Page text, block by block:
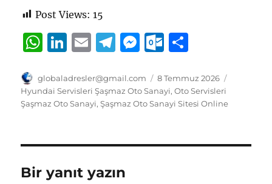
Post Views: 15
W
at
s
p
Li
k
e
I
E
ai
l
T
e
g
a
M
ss
e
g
O
tl
o
k.
a
re
Yazar
globaladresler@gmail.com
Yayın
tarihi
8 Temmuz 2026
Hyundai Servisleri Şaşmaz Oto Sanayi,Oto Servisleri
Şaşmaz Oto Sanayi,Şaşmaz Oto Sanayi Sitesi Online
Bir yanıt yazın